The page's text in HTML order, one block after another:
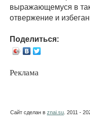
выражающемуся в
отвержение и
Поделиться:
Реклама
Сайт сделан в znai.su . 2011 -